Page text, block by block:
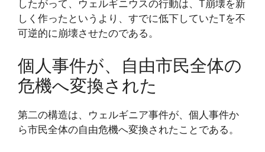
したがって、ウェルギニウスの行動は、T崩壊を新
しく作ったというより、すでに低下していたTを不
可逆的に崩壊させたのである。
個人事件が、自由市民全体の
危機へ変換された
第二の構造は、ウェルギニア事件が、個人事件か
ら市民全体の自由危機へ変換されたことである。